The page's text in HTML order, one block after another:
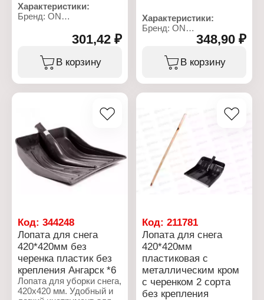
Характеристики:
Бренд: ON
Тип товара: Лопата
Назначение: для снега
Особенность: с
алюминиевой планкой
Цвет: цветная
морозостойкий пластик
черенка: 32 мм
301,42 ₽
В корзину
Характеристики:
Бренд: ON
Артикул: 24-01-016
Тип товара: Лопата
Назначение: для снега
Особенность: с
Диаметр для ручки/
черенка: 32 мм
348,90 ₽
В корзину
Код: 344248
Лопата для снега
420*420мм без
черенка пластик без
крепления Ангарск *6
Лопата для уборки снега,
420х420 мм. Удобный и
Код:211781
Лопата для снега
420*420мм
пластиковая с
металлическим кром
с черенком 2 сорта
без крепления